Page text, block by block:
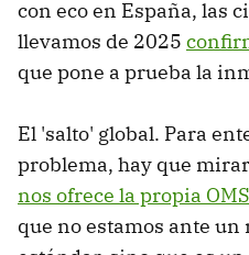
con eco en España, las
llevamos de 2025
que pone a prueba la
El 'salto' global. Para
problema, hay que
nos ofrece la propia OMS
que no estamos ante